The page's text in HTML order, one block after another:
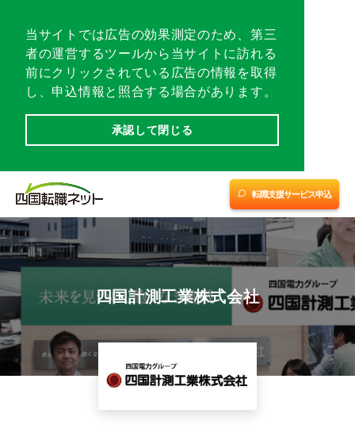
当サイトでは広告の効果測定のため、第三
者の運営するツールから当サイトに訪れる
前にクリックされている広告の情報を取得
し、申込情報と照合する場合があります。
承認して閉じる
転職支援サービス申込
四国計測工業株式会社
転職相談会／イベント
転職支援サービスに申し込む
転職支援サービス紹介
会社案内
サイトマップ
愛媛 愛媛
香川 高知 徳島